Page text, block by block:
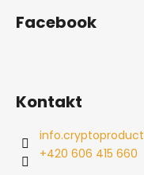
Facebook
Kontakt
+420 606 415 660